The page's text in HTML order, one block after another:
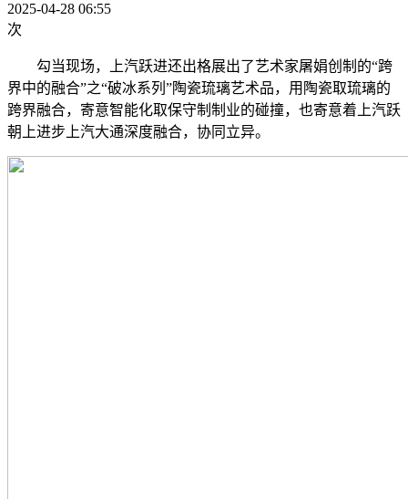
2025-04-28 06:55
次
勾当现场，上汽跃进还出格展出了艺术家屠娟创制的“跨
界中的融合”之“破冰系列”陶瓷琉璃艺术品，用陶瓷取琉璃的
跨界融合，寄意智能化取保守制制业的碰撞，也寄意着上汽跃
朝上进步上汽大通深度融合，协同立异。